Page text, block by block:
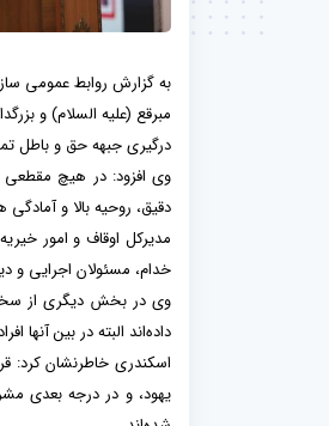
به گزارش روابط عمومی
مبرقع (علیه السلام) و
درگیری جبهه حق و باطل
وی افزود: در هیچ مقطعی
دقیق، روحیه بالا و
مدیرکل اوقاف و امور
خدام، مسئولان اجرایی و
وی در بخش دیگری از
داده‌اند البته در بین
اسکندری خاطرنشان کرد:
یهود، و در درجه بعدی